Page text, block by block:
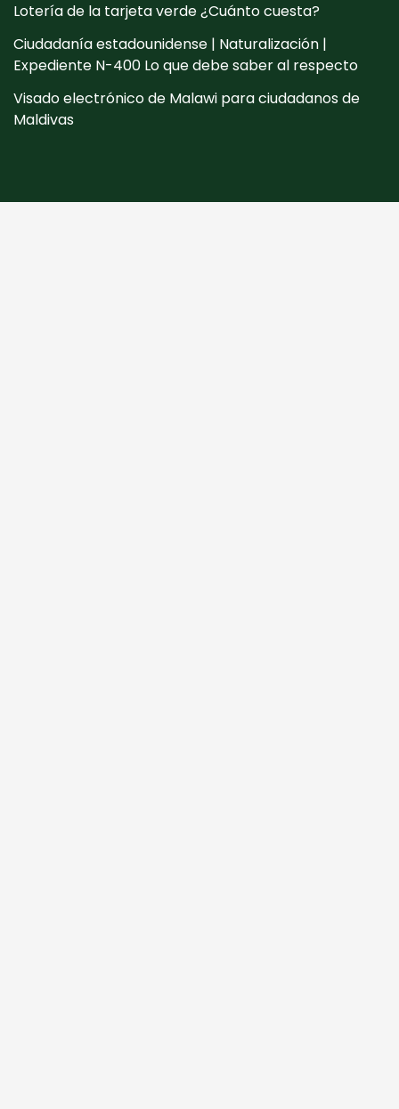
Lotería de la tarjeta verde ¿Cuánto cuesta?
Ciudadanía estadounidense | Naturalización |
Expediente N-400 Lo que debe saber al respecto
Visado electrónico de Malawi para ciudadanos de
Maldivas